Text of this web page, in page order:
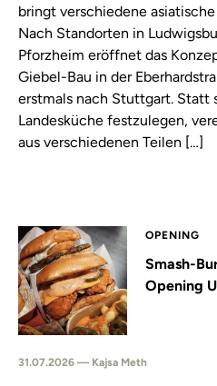
bringt verschiedene
Nach Standorten in
Pforzheim eröffnet das
Giebel-Bau in der
erstmals nach Stuttgart. Statt
Landesküche festzulegen,
aus verschiedenen Teilen […]
OPENING
Smash-
Opening
31.07.2026 — Kajsa Meth